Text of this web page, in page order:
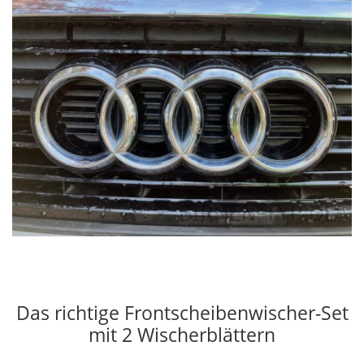
Das richtige Frontscheibenwischer-Set
mit 2 Wischerblättern